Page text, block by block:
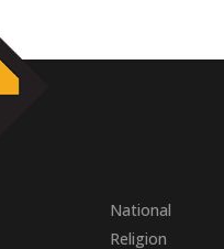
National
Religion